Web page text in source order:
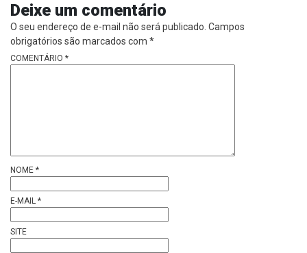
Deixe um comentário
O seu endereço de e-mail não será publicado. Campos
obrigatórios são marcados com *
COMENTÁRIO *
NOME *
E-MAIL *
SITE